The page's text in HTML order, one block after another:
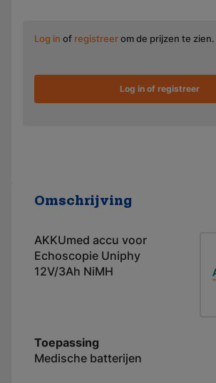
Log in of registreerom de prijzen te zien.
Log in of registreer
Omschrijving
AKKUmed accu voor
Echoscopie Uniphy
12V/3Ah NiMH
Toepassing
Medische batterijen